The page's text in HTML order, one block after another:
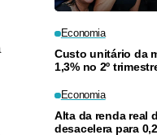
Economia
Custo unitário da
1,3% no 2º
Economia
Alta da renda real
desacelera para